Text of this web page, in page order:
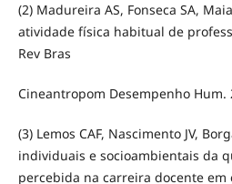
(2) Madureira AS, Fonseca SA,
atividade física habitual de
Rev Bras
Cineantropom Desempenho Hum.
(3) Lemos CAF, Nascimento JV,
individuais e socioambientais da
percebida na carreira docente em